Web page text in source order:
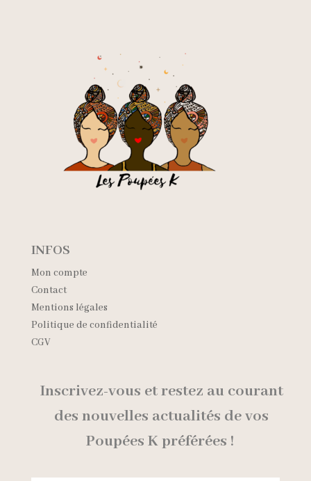
INFOS
Mon compte
Contact
Mentions légales
Politique de confidentialité
CGV
Inscrivez-vous et restez au courant
des nouvelles actualités de vos
Poupées K préférées !